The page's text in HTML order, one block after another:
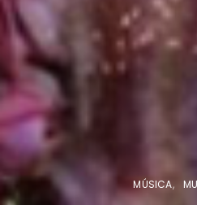
MÚSICA